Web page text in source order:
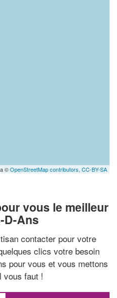
©OpenStreetMap contributors, CC-BY-SA
vous le meilleur
D-Ans
contacter pour votre
clics votre besoin
pour vous et vous mettons
vous faut !